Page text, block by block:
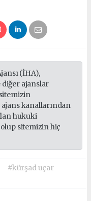
(İHA),
diğer ajanslar
kanallarından
hukuki
sitemizin hiç
#kürşad uçar